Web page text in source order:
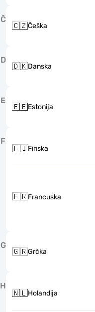
Č
🇨🇿Češka
D
🇩🇰Danska
E
🇪🇪Estonija
F
🇫🇮Finska
🇫🇷Francuska
G
🇬🇷Grčka
H
🇳🇱Holandija